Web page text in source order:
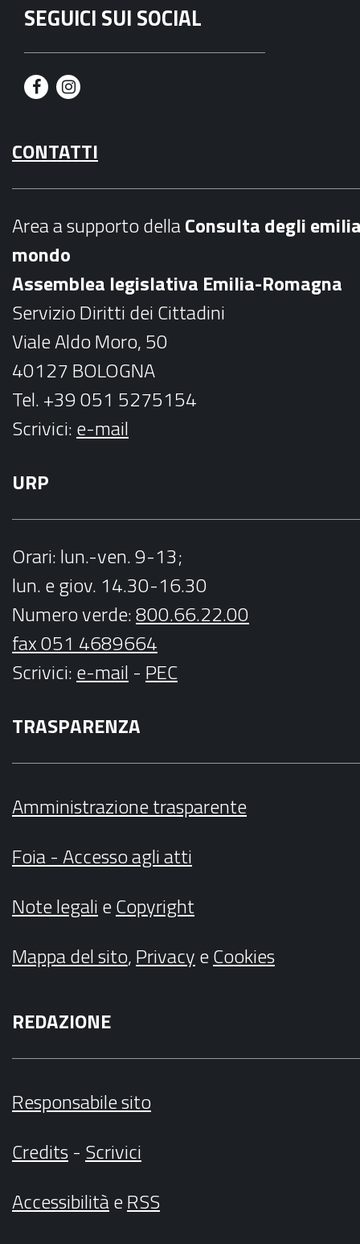
SEGUICI SUI SOCIAL
F
c
e
k
I
s
t
a
m
CONTATTI
Area a supporto dellaConsulta degli
mondo
Assemblea legislativa Emilia-Romagna
Servizio Diritti dei Cittadini
Viale Aldo Moro, 50
40127 BOLOGNA
Tel. +39 051 5275154
Scrivici:e-mail
URP
Orari: lun.-ven. 9-13;
lun. e giov. 14.30-16.30
Numero verde:800.66.22.00
fax 051 4689664
Scrivici:e-mail - PEC
TRASPARENZA
Amministrazione trasparente
Foia - Accesso agli atti
Note legalieCopyright
Mappa del sito,PrivacyeCookies
REDAZIONE
Responsabile sito
Credits- Scrivici
AccessibilitàeRSS